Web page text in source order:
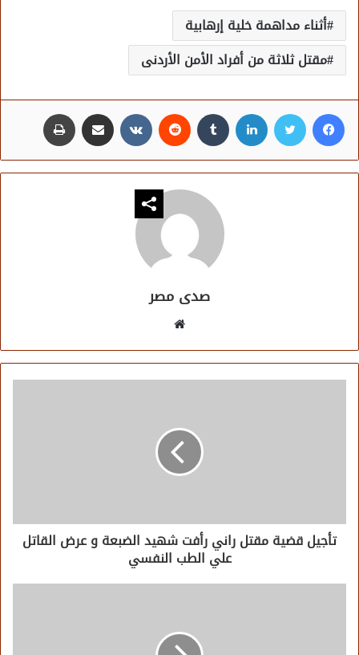
أثناء مداهمة خلية إرهابية
مقتل ثلاثة من أفراد الأمن الأردنى
فيسبوك تويتر لينكدإن مشاركة عبر البريد
صدى مصر
تأجيل قضية مقتل راني رأفت شهيد الضبعة و عرض القاتل
علي الطب النفسي